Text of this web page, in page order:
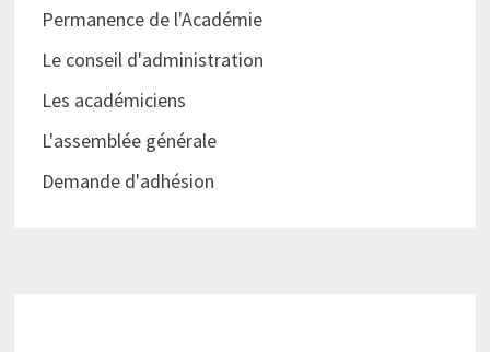
Permanence de l'Académie
Le conseil d'administration
Les académiciens
L'assemblée générale
Demande d'adhésion